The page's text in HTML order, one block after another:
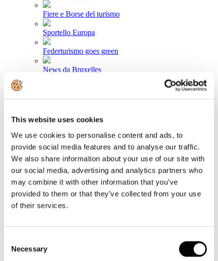
This website uses cookies
We use cookies to personalise content and ads, to
provide social media features and to analyse our traffic.
We also share information about your use of our site with
our social media, advertising and analytics partners who
may combine it with other information that you’ve
provided to them or that they’ve collected from your use
of their services.
Selection
Necessary
Fiere e Borse del turismo
Sportello Europa
Federturismo goes green
News da Bruxelles
Newsletter
Video
Articoli e Interviste
Contatti
Tel. +39 320 57 80 986
Email segreteria@federturismo.it